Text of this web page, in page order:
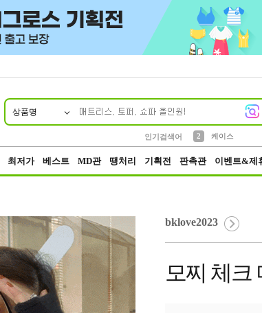
상품명
인기검색어
2
케이스
최저가 베스트 MD관 땡처리 기획전 판촉관 이벤트&제
bklove2023
모찌 체크